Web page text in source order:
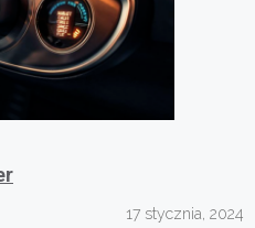
17 stycznia, 2024